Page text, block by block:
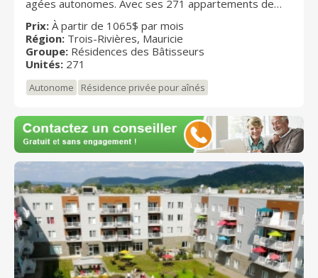
agées autonomes. Avec ses 271 appartements de
styles variés et de diverses grandeurs, la résidence
des Bâtisseurs Manoir Rigaud propose un milieu de
vie stimulant, sécuritaire et parfaitement adapté aux
attentes et aux habitudes de vie de ses résidents.
Prix: À partir de 1065$ par mois
Région: Trois-Rivières, Mauricie
Groupe: Résidences des Bâtisseurs
Unités: 271
Autonome Résidence privée pour aînés